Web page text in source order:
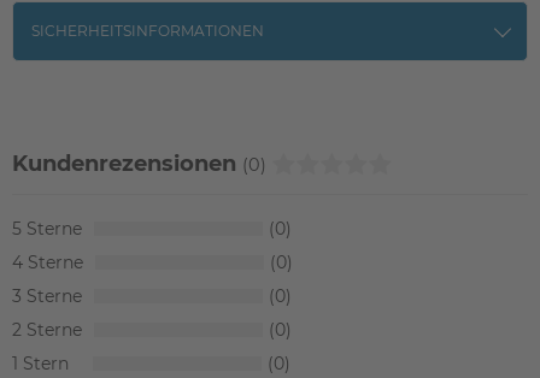
SICHERHEITSINFORMATIONEN
Kundenrezensionen (0)
5
0
4
0
3
0
2
0
1
0